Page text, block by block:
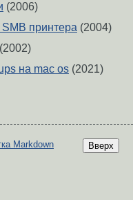
(2006)
принтера (2004)
(2002)
на mac os (2021)
Вверх
Markdown